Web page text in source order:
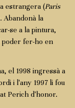
estrangera (Paris
Abandonà la
se a la pintura,
poder fer-ho en
el 1998 ingressà a
i l'any 1997 li fou
Perich d'honor.